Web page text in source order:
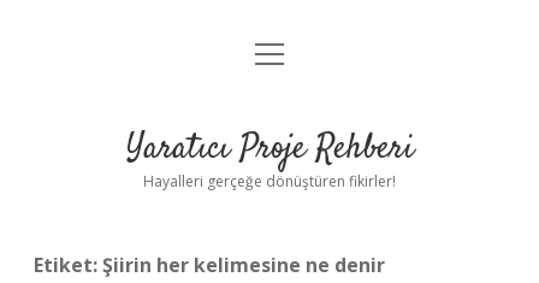
Anasayfa
Yasal Uyarı
menüyü
Yaratıcı Proje Rehberi
Hayalleri gerçeğe dönüştüren fikirler!
Etiket:Şiirin her kelimesine ne denir